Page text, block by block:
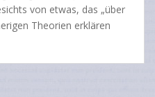
von etwas, das „über
Theorien erklären